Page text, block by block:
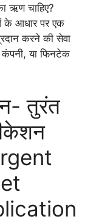
ऋण चाहिए?
के आधार पर एक
करने की सेवा
कंपनी, या फिनटेक
तुरंत